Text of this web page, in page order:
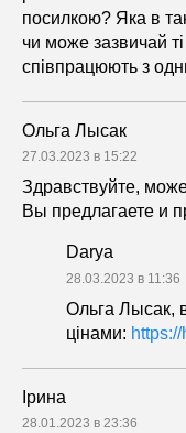
посилкою? Яка в
чи може зазвичай
співпрацюють з
Ольга Лысак
27.03.2023 в 15:22
Здравствуйте,
Вы предлагаете и
Darya
28.03.2023 в 11:36
Ольга Лысак,
цінами:
Ірина
28.01.2023 в 23:36